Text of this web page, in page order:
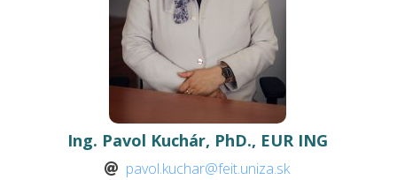
Ing. Pavol Kuchár, PhD., EUR ING
pavol.kuchar@feit.uniza.sk